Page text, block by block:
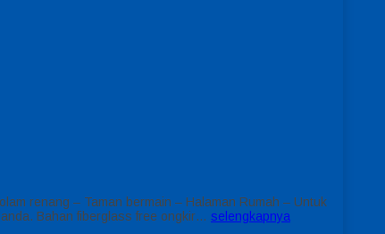
renang – Taman bermain – Halaman Rumah – Untuk
Bahan fiberglass free ongkir… selengkapnya